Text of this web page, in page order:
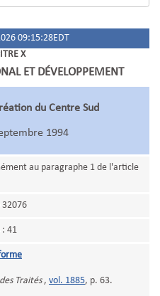
PDF
09:15:28EDT
X
ET DÉVELOPPEMENT
du Centre Sud
1994
au paragraphe 1 de l'article
: 41
Traités, vol. 1885, p. 63.